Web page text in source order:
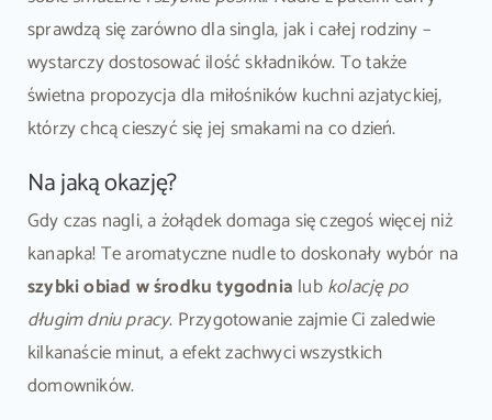
sprawdzą się zarówno dla singla, jak i całej rodziny –
wystarczy dostosować ilość składników. To także
świetna propozycja dla miłośników kuchni azjatyckiej,
którzy chcą cieszyć się jej smakami na co dzień.
Na jaką okazję?
Gdy czas nagli, a żołądek domaga się czegoś więcej niż
kanapka! Te aromatyczne nudle to doskonały wybór na
szybki obiad w środku tygodnia lubkolację po
długim dniu pracy. Przygotowanie zajmie Ci zaledwie
kilkanaście minut, a efekt zachwyci wszystkich
domowników.